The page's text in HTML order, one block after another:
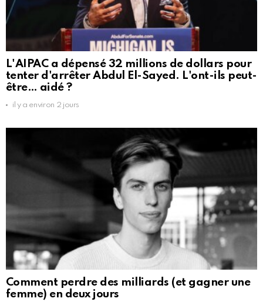
L'AIPAC a dépensé 32 millions de dollars pour
tenter d'arrêter Abdul El-Sayed. L'ont-ils peut-
être… aidé ?
il y a environ 2 jours
Comment perdre des milliards (et gagner une
femme) en deux jours